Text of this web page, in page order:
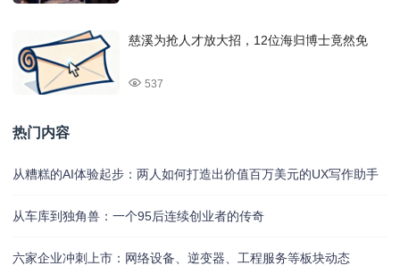
慈溪为抢人才放大招，12位海归博士竟然免
537
热门内容
从糟糕的AI体验起步：两人如何打造出价值百万美元的UX写作助手
从车库到独角兽：一个95后连续创业者的传奇
六家企业冲刺上市：网络设备、逆变器、工程服务等板块动态